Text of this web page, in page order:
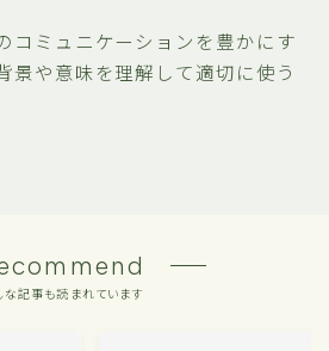
コミュニケーションを豊かにす
景や意味を理解して適切に使う
な記事も読まれています